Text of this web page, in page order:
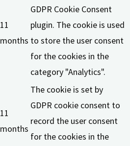
11
months
GDPR Cookie Consent
plugin. The cookie is used
to store the user consent
for the cookies in the
category "Analytics".
11
months
The cookie is set by
GDPR cookie consent to
record the user consent
for the cookies in the